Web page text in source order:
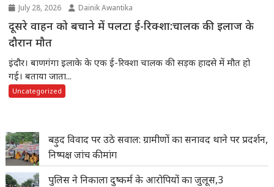
July 28, 2026 Dainik Awantika
दूसरे वाहन को बचाने में पलटा ई-रिक्शा:चालक की इलाज के
दौरान मौत
इंदौर। बाणगंगा इलाके के एक ई-रिक्शा चालक की सड़क हादसे में मौत हो
गई। बताया जाता...
Uncategorized
बड़ुद विवाद पर उठे सवाल: ग्रामीणों का सनावद थाने पर प्रदर्शन,
निष्पक्ष जांच की मांग
पुलिस ने निकाला दुष्कर्म के आरोपियों का जुलूस,3